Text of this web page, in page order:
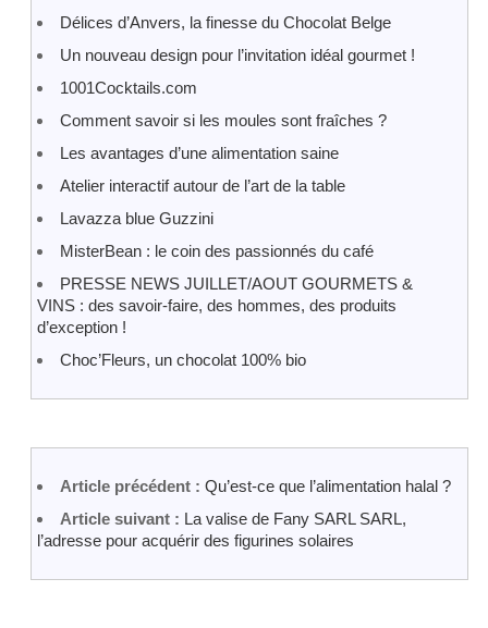
Délices d’Anvers, la finesse du Chocolat Belge
Un nouveau design pour l’invitation idéal gourmet !
1001Cocktails.com
Comment savoir si les moules sont fraîches ?
Les avantages d’une alimentation saine
Atelier interactif autour de l’art de la table
Lavazza blue Guzzini
MisterBean : le coin des passionnés du café
PRESSE NEWS JUILLET/AOUT GOURMETS &
VINS : des savoir-faire, des hommes, des produits
d’exception !
Choc’Fleurs, un chocolat 100% bio
Article précédent : Qu’est-ce que l’alimentation halal ?
Article suivant : La valise de Fany SARL SARL,
l’adresse pour acquérir des figurines solaires